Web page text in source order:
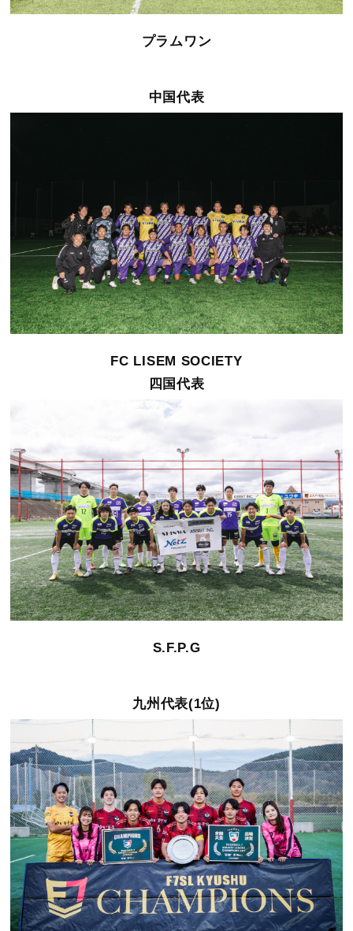
プラムワン
中国代表
FC LISEM SOCIETY
四国代表
S.F.P.G
九州代表(1位)